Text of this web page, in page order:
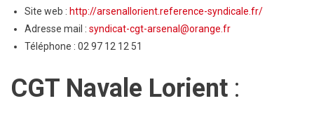
Site web : http://arsenallorient.reference-syndicale.fr/
Adresse mail : syndicat-cgt-arsenal@orange.fr
Téléphone : 02 97 12 12 51
CGT Navale Lorient :